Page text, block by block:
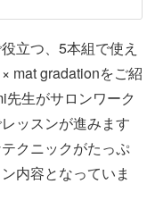
類のアートを作る
チャーしていきま
天然石アートが苦手
立つ、5本組で使え
mat gradationをご紹
生がサロンワーク
ッスンが進みます
クニックがたっぷ
内容となっていま